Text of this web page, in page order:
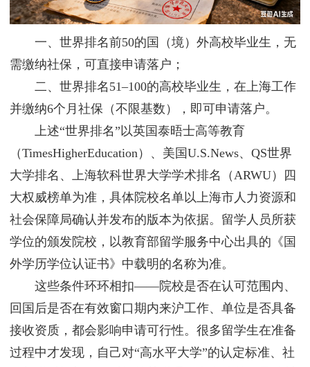
一、世界排名前50的国（境）外高校毕业生，无
需缴纳社保，可直接申请落户；
二、世界排名51–100的高校毕业生，在上海工作
并缴纳6个月社保（不限基数），即可申请落户。
上述“世界排名”以英国泰晤士高等教育
（TimesHigherEducation）、美国U.S.News、QS世界
大学排名、上海软科世界大学学术排名（ARWU）四
大权威榜单为准，具体院校名单以上海市人力资源和
社会保障局确认并发布的版本为依据。留学人员所获
学位的颁发院校，以教育部留学服务中心出具的《国
外学历学位认证书》中载明的名称为准。
这些条件环环相扣——院校是否在认可范围内、
回国后是否在有效窗口期内来沪工作、单位是否具备
接收资质，都会影响申请可行性。很多留学生在准备
过程中才发现，自己对“高水平大学”的认定标准、社